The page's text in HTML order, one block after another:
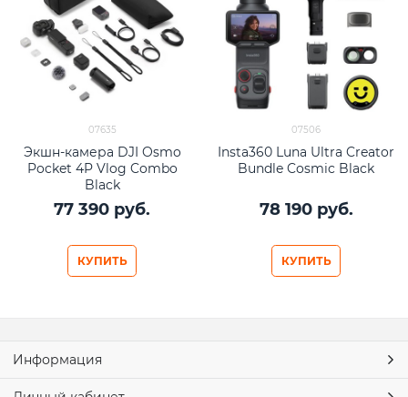
07635
Экшн-камера DJI Osmo
Pocket 4P Vlog Combo
Black
77 390 руб.
КУПИТЬ
07506
Insta360 Luna Ultra Creator
Bundle Cosmic Black
78 190 руб.
КУПИТЬ
Информация